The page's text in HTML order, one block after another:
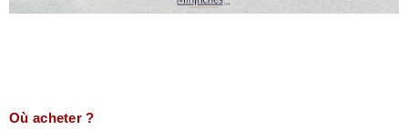
Où acheter ?